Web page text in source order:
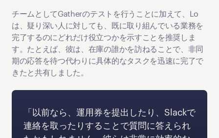
チームとしてGatherのテストを行うことに加えて、Lo
は、疑り深い人に対しても、既に取り組んでいる業務を
完了するのにどれだけ役立つかを示すことを推奨しま
す。たとえば、彼は、在庫の誰かを訪ねることで、非同
期の応答を待つ代わりに具体的なタスクを迅速に完了で
きたと共有しました。
「以前なら、運用券を提出したり、Slackで
連絡を取ったりすることで質問に答えられ